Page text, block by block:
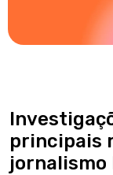
principais
jornalismo